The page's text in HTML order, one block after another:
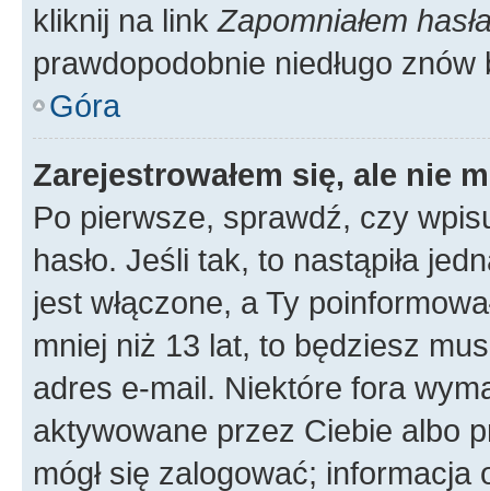
kliknij na link Zapomniałem
prawdopodobnie niedługo
Góra
Zarejestrowałem się, ale nie
Po pierwsze, sprawdź, czy
hasło. Jeśli tak, to nastąpiła
jest włączone, a Ty
mniej niż 13 lat, to będziesz
adres e-mail. Niektóre fora
aktywowane przez Ciebie albo
mógł się zalogować;